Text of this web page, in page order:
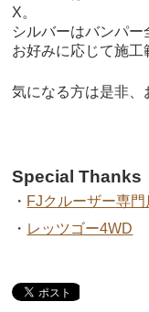
X。
シルバーはバンパー
お好みに応じて施工
気になる方は是非、
Special Thanks
・ FJクルーザー専
・ レッツゴー4WD